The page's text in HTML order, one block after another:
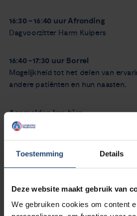
Toestemming Details
Deze website maakt gebruik van
We gebruiken cookies om content
16:30 – 16:40 uur Afronding
Dagvoorzitter Harm Kuipers
16:40 - 17:30 uur Borrel
Mogelijkheid tot het delen van
andere patiënten en hun naasten.
Aanmelden kan hier